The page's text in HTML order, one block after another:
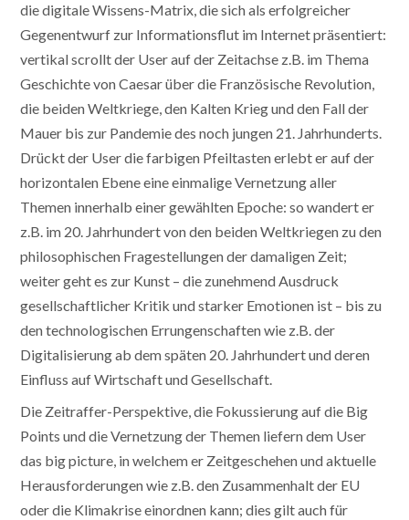
die digitale Wissens-Matrix, die sich als erfolgreicher
Gegenentwurf zur Informationsflut im Internet präsentiert:
vertikal scrollt der User auf der Zeitachse z.B. im Thema
Geschichte von Caesar über die Französische Revolution,
die beiden Weltkriege, den Kalten Krieg und den Fall der
Mauer bis zur Pandemie des noch jungen 21. Jahrhunderts.
Drückt der User die farbigen Pfeiltasten erlebt er auf der
horizontalen Ebene eine einmalige Vernetzung aller
Themen innerhalb einer gewählten Epoche: so wandert er
z.B. im 20. Jahrhundert von den beiden Weltkriegen zu den
philosophischen Fragestellungen der damaligen Zeit;
weiter geht es zur Kunst – die zunehmend Ausdruck
gesellschaftlicher Kritik und starker Emotionen ist – bis zu
den technologischen Errungenschaften wie z.B. der
Digitalisierung ab dem späten 20. Jahrhundert und deren
Einfluss auf Wirtschaft und Gesellschaft.
Die Zeitraffer-Perspektive, die Fokussierung auf die Big
Points und die Vernetzung der Themen liefern dem User
das big picture, in welchem er Zeitgeschehen und aktuelle
Herausforderungen wie z.B. den Zusammenhalt der EU
oder die Klimakrise einordnen kann; dies gilt auch für